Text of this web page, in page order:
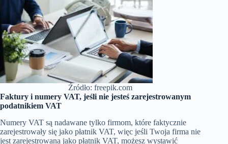
Źródło: freepik.com
Faktury i numery VAT, jeśli nie jesteś zarejestrowanym
podatnikiem VAT
Numery VAT są nadawane tylko firmom, które faktycznie
zarejestrowały się jako płatnik VAT, więc jeśli Twoja firma nie
jest zarejestrowana jako płatnik VAT, możesz wystawić